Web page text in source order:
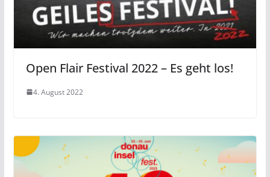
Open Flair Festival 2022 – Es geht los!
4. August 2022